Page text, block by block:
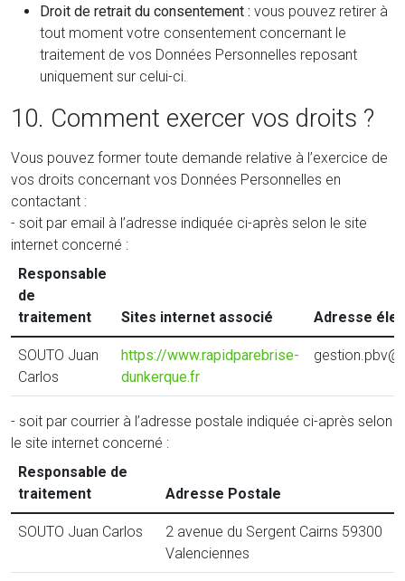
Droit de retrait du consentement : vous pouvez retirer à
tout moment votre consentement concernant le
traitement de vos Données Personnelles reposant
uniquement sur celui-ci.
10. Comment exercer vos droits ?
Vous pouvez former toute demande relative à l’exercice de
vos droits concernant vos Données Personnelles en
contactant :
- soit par email à l’adresse indiquée ci-après selon le site
internet concerné :
Responsable
de
traitement
Sites internet associé Adresse
SOUTO Juan
Carlos
https://www.rapidparebrise-
dunkerque.fr
- soit par courrier à l’adresse postale indiquée ci-après selon
le site internet concerné :
Responsable de
traitement
Adresse Postale
SOUTO Juan Carlos
2 avenue du Sergent Cairns 59300
Valenciennes